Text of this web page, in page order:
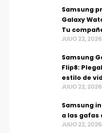
Samsung
Galaxy
Tu
JULIO 22, 2026
Samsung
Flip8:
estilo de
JULIO 22, 2026
Samsung
a las gafas
JULIO 22, 2026